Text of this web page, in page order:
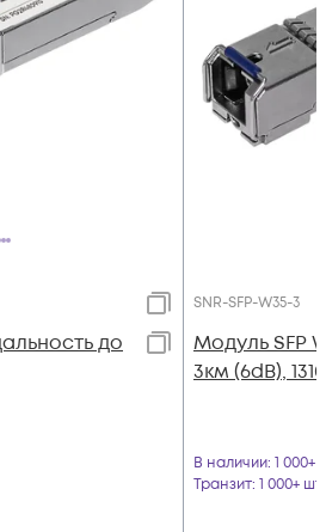
до
SNR-SFP-W35-3
Модуль SFP
3км (6dB),
В наличии: 1 000+
Транзит: 1 000+ шт